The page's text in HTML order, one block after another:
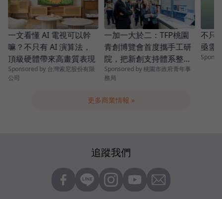
一文看懂 AI 電視可以幹
嘛？不只有 AI 演算法，
頂級硬體帶來高畫質表現
Sponsored by 台灣索尼股份有限
公司
一加一大於二：TFP桃園
青創博覽會首度攜手工研
院，把新創支持體系整條
串起來
Sponsored by 桃園市政府青年事
務局
不只
亟需
更多商業情報 »
追蹤我們